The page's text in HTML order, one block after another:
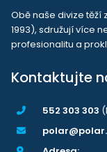
Obě naše divize těží
1993), sdružují více
profesionalitu a
Kontaktujte
552 303 303